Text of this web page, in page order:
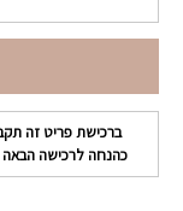
ברכישת פריט זה
כהנחה לרכישה